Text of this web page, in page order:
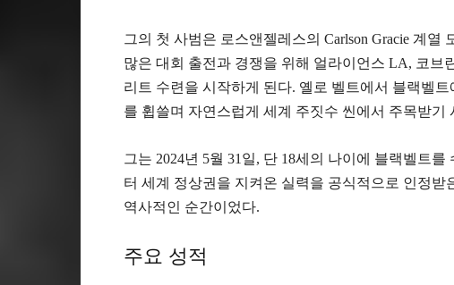
그의 첫 사범은 로스앤젤레스의 Carlson Gracie 계열
많은 대회 출전과 경쟁을 위해 얼라이언스 LA, 코브
리트 수련을 시작하게 된다. 옐로 벨트에서 블랙벨
를 휩쓸며 자연스럽게 세계 주짓수 씬에서 주목받기
그는 2024년 5월 31일, 단 18세의 나이에 블랙벨트
터 세계 정상권을 지켜온 실력을 공식적으로 인정받
역사적인 순간이었다.
주요 성적